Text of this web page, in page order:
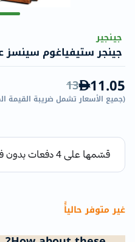
جينجير
جينجر ستيفياغوم سينسز علكة 30 غ - نكهة
11.05
13
(جميع الأسعار تشمل ضريبة القيمة
غير متوفر حالياًً